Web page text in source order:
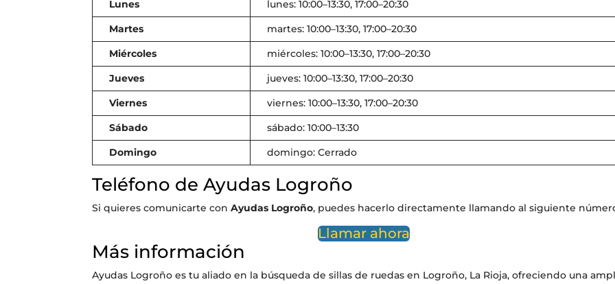
Lunes
lunes: 10:00–13:30, 17:00–20:30
Martes
martes: 10:00–13:30, 17:00–20:30
Miércoles
miércoles: 10:00–13:30, 17:00–20:30
Jueves
jueves: 10:00–13:30, 17:00–20:30
Viernes
viernes: 10:00–13:30, 17:00–20:30
Sábado
sábado: 10:00–13:30
Domingo
domingo: Cerrado
Teléfono de Ayudas Logroño
Si quieres comunicarte conAyudas Logroño, puedes hacerlo directamente llamando al siguiente
Llamar ahora
Más información
Ayudas Logroño es tu aliado en la búsqueda de sillas de ruedas en Logroño, La Rioja, ofreciendo una